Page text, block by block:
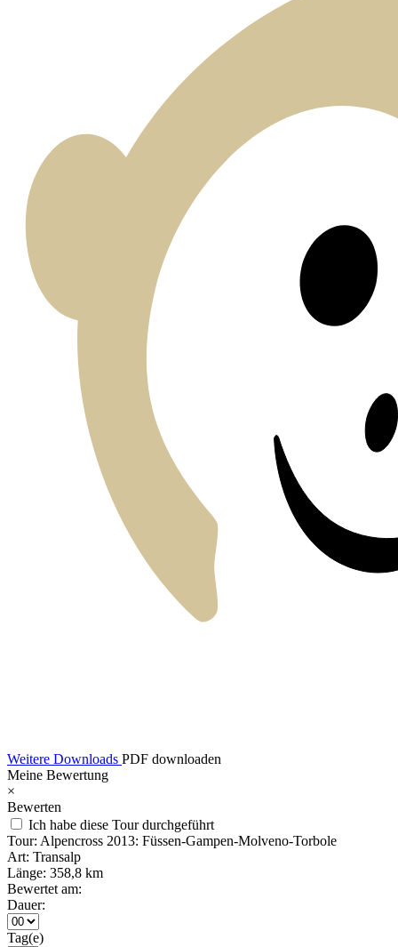
Weitere Downloads PDF downloaden
Meine Bewertung
×
Bewerten
Ich habe diese Tour durchgeführt
Tour: Alpencross 2013: Füssen-Gampen-Molveno-Torbole
Art: Transalp
Länge: 358,8 km
Bewertet am:
Dauer:
Tag(e)